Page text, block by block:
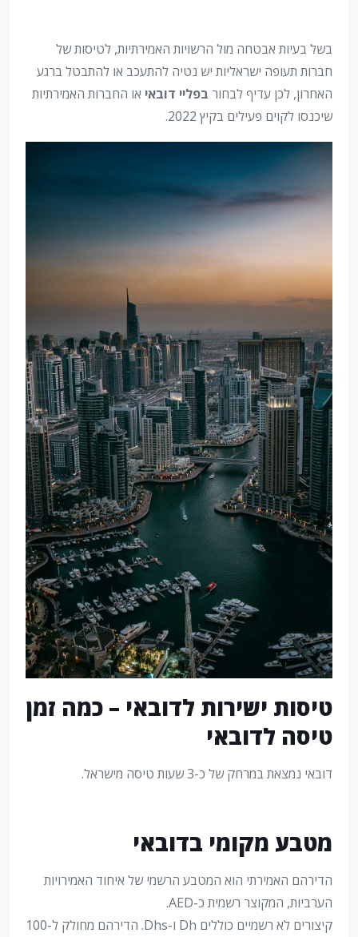
בשל בעיות אבטחה מול הרשויות האמירתיות, לטיסות של
חברות תעופה ישראליות יש נטיה להתעכב או להתבטל ברגע
האחרון, לכן עדיף לבחור בפליי דובאי או החברות האמירתיות
שיכנסו לקוים פעילים בקיץ 2022.
טיסות ישירות לדובאי – כמה זמן
טיסה לדובאי
דובאי נמצאת במרחק של כ-3 שעות טיסה מישראל.
מטבע מקומי בדובאי
הדירהם האמירתי הוא המטבע הרשמי של איחוד האמירויות
הערביות, המקוצר רשמית כ-AED.
קיצורים לא רשמיים כוללים Dh ו-Dhs. הדירהם מחולק ל-100